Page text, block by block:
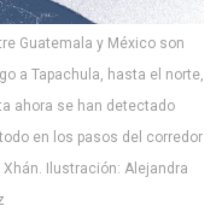
Guatemala y México son
a Tapachula, hasta el norte,
ahora se han detectado
en los pasos del corredor
Ilustración: Alejandra